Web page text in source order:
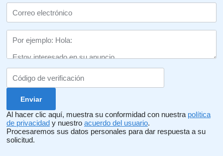
Al hacer clic aquí, muestra su conformidad con nuestra política
de privacidad y nuestro acuerdo del usuario.
Procesaremos sus datos personales para dar respuesta a su
solicitud.